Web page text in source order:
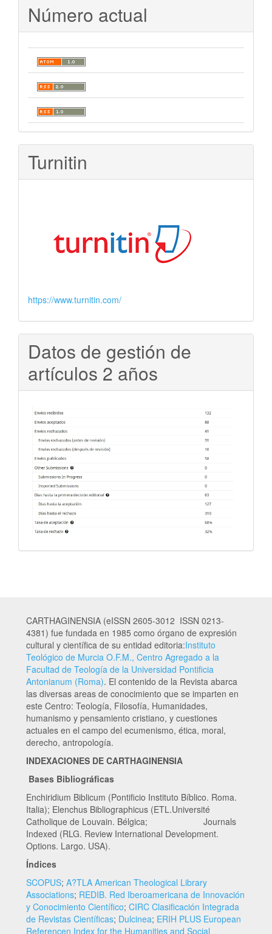
Número actual
Turnitin
https://www.turnitin.com/
Datos de gestión de
artículos 2 años
CARTHAGINENSIA (eISSN 2605-3012 ISSN 0213-
4381) fue fundada en 1985 como órgano de expresión
cultural y científica de su entidad editoria:Instituto
Teológico de Murcia O.F.M., Centro Agregado a la
Facultad de Teología de la Universidad Pontificia
Antonianum (Roma). El contenido de la Revista abarca
las diversas areas de conocimiento que se imparten en
este Centro: Teología, Filosofía, Humanidades,
humanismo y pensamiento cristiano, y cuestiones
actuales en el campo del ecumenismo, ética, moral,
derecho, antropología.
INDEXACIONES DE CARTHAGINENSIA
Bases Bibliográficas
Enchiridium Biblicum (Pontificio Instituto Bíblico. Roma.
Italia); Elenchus Bibliographicus (ETL.Université
Catholique de Louvain. Bélgica; Journals
Indexed (RLG. Review International Development.
Options. Largo. USA).
Índices
SCOPUS; A?TLA American Theological Library
Associations; REDIB. Red Iberoamericana de Innovación
y Conocimiento Científico; CIRC Clasificación Integrada
de Revistas Científicas; Dulcinea; ERIH PLUS European
Referencen Index for the Humanities and Social